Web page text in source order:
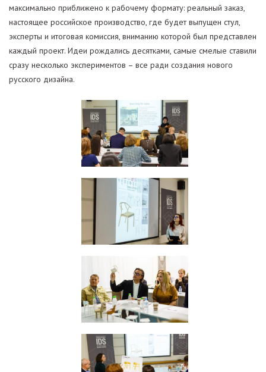
максимально приближено к рабочему формату: реальный заказ,
настоящее российское производство, где будет выпущен стул,
эксперты и итоговая комиссия, вниманию которой был представлен
каждый проект. Идеи рождались десятками, самые смелые ставили
сразу несколько экспериментов – все ради создания нового
русского дизайна.